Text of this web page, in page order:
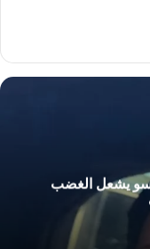
يشعل الغضب